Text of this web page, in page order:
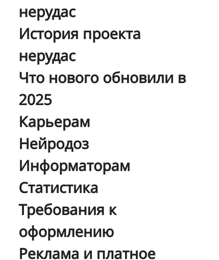
нерудас
История проекта
нерудас
Что нового обновили в
2025
Карьерам
Нейродоз
Информаторам
Статистика
Требования к
оформлению
Реклама и платное